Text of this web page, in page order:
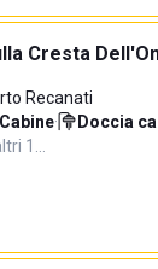
Cresta
Recanati
Cabine· Doccia
1…